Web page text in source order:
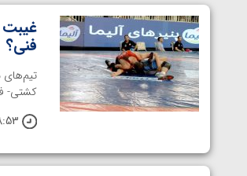
غیبت
فنی؟
تیم‌های
کشتی-
8:53 , 10